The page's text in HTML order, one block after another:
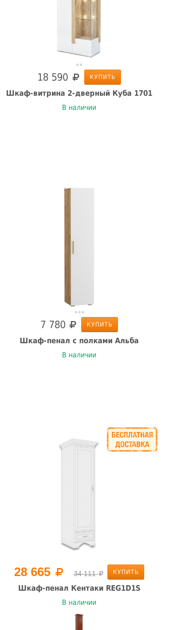
18 590 КУПИТЬ
Шкаф-витрина 2-дверный Куба 1701
В наличии
7 780 КУПИТЬ
Шкаф-пенал с полками Альба
В наличии
28 665 34 111 КУПИТЬ
Шкаф-пенал Кентаки REG1D1S
В наличии